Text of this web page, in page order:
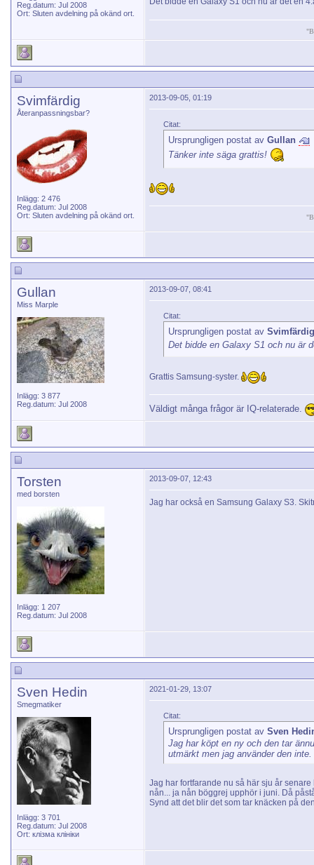
Reg.datum: Jul 2008
Ort: Sluten avdelning på okänd ort.
Svimfärdig
Återanpassningsbar?
Inlägg: 2 476
Reg.datum: Jul 2008
Ort: Sluten avdelning på okänd ort.
2013-09-05, 01:19
Citat:
Ursprungligen postat av Gullan
Tänker inte säga grattis!
Gullan
Miss Marple
Inlägg: 3 877
Reg.datum: Jul 2008
2013-09-07, 08:41
Citat:
Ursprungligen postat av Svimfärdig
Det bidde en Galaxy S1 och nu är
Grattis Samsung-syster.
Väldigt många frågor är IQ-relaterade.
Torsten
med borsten
Inlägg: 1 207
Reg.datum: Jul 2008
2013-09-07, 12:43
Jag har också en Samsung Galaxy S3.
Sven Hedin
Smegmatiker
Inlägg: 3 701
Reg.datum: Jul 2008
Ort: клізма клініки
2021-01-29, 13:07
Citat:
Ursprungligen postat av Sven
Jag har köpt en ny och den tar
utmärkt men jag använder den inte.
Jag har fortfarande nu så här sju år
nån... ja nån böggrej upphör i juni. Då
Synd att det blir det som tar knäcken på